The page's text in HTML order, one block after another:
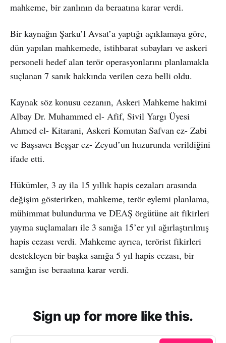
mahkeme, bir zanlının da beraatına karar verdi.
Bir kaynağın Şarku’l Avsat’a yaptığı açıklamaya göre,
dün yapılan mahkemede, istihbarat subayları ve askeri
personeli hedef alan terör operasyonlarını planlamakla
suçlanan 7 sanık hakkında verilen ceza belli oldu.
Kaynak söz konusu cezanın, Askeri Mahkeme hakimi
Albay Dr. Muhammed el- Afif, Sivil Yargı Üyesi
Ahmed el- Kitarani, Askeri Komutan Safvan ez- Zabi
ve Başsavcı Beşşar ez- Zeyud’un huzurunda verildiğini
ifade etti.
Hükümler, 3 ay ila 15 yıllık hapis cezaları arasında
değişim gösterirken, mahkeme, terör eylemi planlama,
mühimmat bulundurma ve DEAŞ örgütüne ait fikirleri
yayma suçlamaları ile 3 sanığa 15’er yıl ağırlaştırılmış
hapis cezası verdi. Mahkeme ayrıca, terörist fikirleri
destekleyen bir başka sanığa 5 yıl hapis cezası, bir
sanığın ise beraatına karar verdi.
Sign up for more like this.